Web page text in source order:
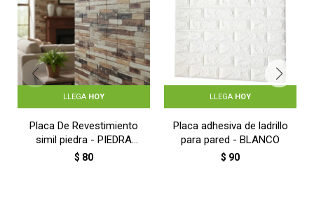
LLEGA HOY
Placa De Revestimiento
simil piedra - PIEDRA
ARENISCA BEIGE
$ 80
LLEGA HOY
Placa adhesiva de ladrillo
para pared - BLANCO
$ 90